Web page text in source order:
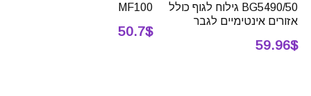
BG5490/50 גילוח לגוף כולל
אזורים אינטימיים לגבר
59.96$
MF100
50.7$